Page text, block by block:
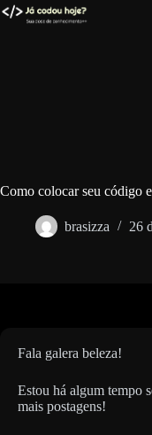
Pular
para
Como colocar seu código
brasizza 26
Fala galera beleza!
Estou há algum tempo
mais postagens!